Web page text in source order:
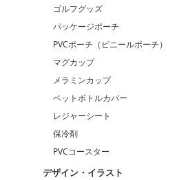
ゴルフグッズ
パッケージポーチ
PVCポーチ（ビニールポーチ）
マグカップ
メラミンカップ
ペットボトルカバー
レジャーシート
保冷剤
PVCコースター
デザイン・イラスト